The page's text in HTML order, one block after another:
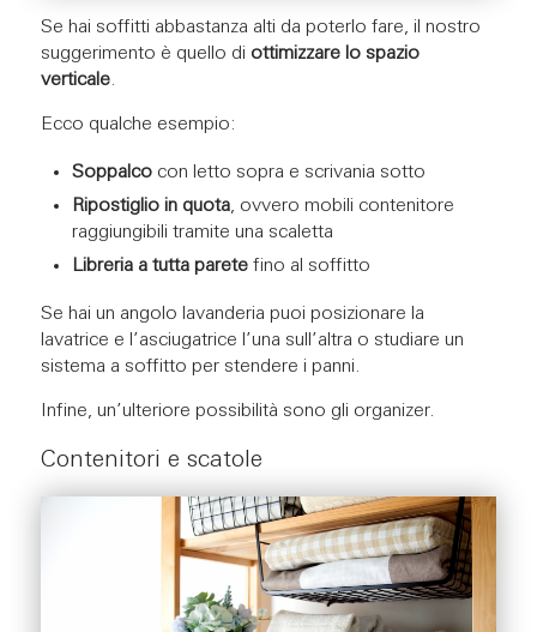
Se hai soffitti abbastanza alti da poterlo fare, il nostro
suggerimento è quello di ottimizzare lo spazio
verticale.
Ecco qualche esempio:
Soppalco con letto sopra e scrivania sotto
Ripostiglio in quota, ovvero mobili contenitore
raggiungibili tramite una scaletta
Libreria a tutta paretefino al soffitto
Se hai un angolo lavanderia puoi posizionare la
lavatrice e l’asciugatrice l’una sull’altra o studiare un
sistema a soffitto per stendere i panni.
Infine, un’ulteriore possibilità sono gli organizer.
Contenitori e scatole